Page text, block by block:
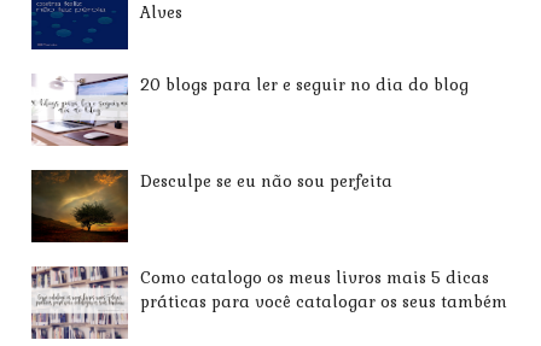
Alves
20 blogs para ler e seguir no dia do blog
Desculpe se eu não sou perfeita
Como catalogo os meus livros mais 5 dicas
práticas para você catalogar os seus também